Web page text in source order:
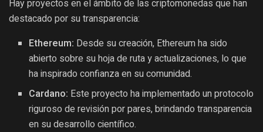
Hay proyectos en el ámbito de las criptomonedas que han
destacado por su transparencia:
Ethereum: Desde su creación, Ethereum ha sido
abierto sobre su hoja de ruta y actualizaciones, lo que
ha inspirado confianza en su comunidad.
Cardano: Este proyecto ha implementado un protocolo
riguroso de revisión por pares, brindando transparencia
en su desarrollo científico.